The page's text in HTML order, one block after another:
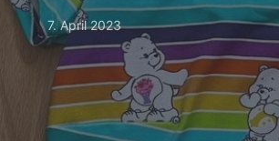
7. April 2023